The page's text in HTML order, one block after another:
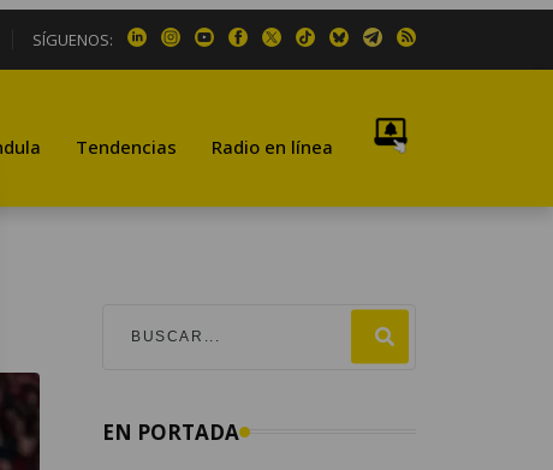
SÍGUENOS:
Tendencias Radio en línea
EN PORTADA